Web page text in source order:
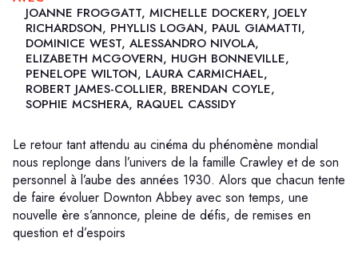
JOANNE FROGGATT, MICHELLE DOCKERY, JOELY
RICHARDSON, PHYLLIS LOGAN, PAUL GIAMATTI,
DOMINICE WEST, ALESSANDRO NIVOLA,
ELIZABETH MCGOVERN, HUGH BONNEVILLE,
PENELOPE WILTON, LAURA CARMICHAEL,
ROBERT JAMES-COLLIER, BRENDAN COYLE,
SOPHIE MCSHERA, RAQUEL CASSIDY
Le retour tant attendu au cinéma du phénomène mondial
nous replonge dans l’univers de la famille Crawley et de son
personnel à l’aube des années 1930. Alors que chacun tente
de faire évoluer Downton Abbey avec son temps, une
nouvelle ère s’annonce, pleine de défis, de remises en
question et d’espoirs